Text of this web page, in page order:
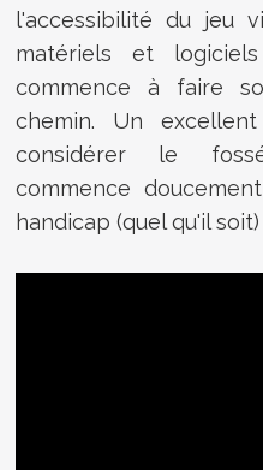
l'accessibilité du jeu
matériels et
commence à faire
chemin. Un
considérer le
commence
handicap (quel qu'il